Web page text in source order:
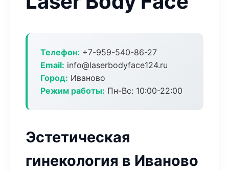
Телефон: +7-959-540-86-27
Email: info@laserbodyface124.ru
Город: Иваново
Режим работы: Пн-Вс: 10:00-22:00
Эстетическая
гинекология в Иваново